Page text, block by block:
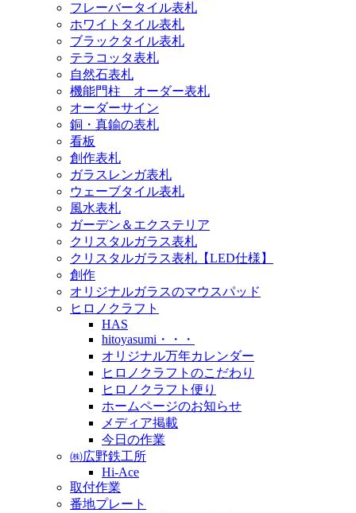
フレーバータイル表札
ホワイトタイル表札
ブラックタイル表札
テラコッタ表札
自然石表札
機能門柱 オーダー表札
オーダーサイン
銅・真鍮の表札
看板
創作表札
ガラスレンガ表札
ウェーブタイル表札
風水表札
ガーデン＆エクステリア
クリスタルガラス表札
クリスタルガラス表札【LED仕様】
創作
オリジナルガラスのマウスパッド
ヒロノクラフト
HAS
hitoyasumi・・・
オリジナル万年カレンダー
ヒロノクラフトのこだわり
ヒロノクラフト便り
ホームページのお知らせ
メディア掲載
今日の作業
㈱広野鉄工所
Hi-Ace
取付作業
番地プレート